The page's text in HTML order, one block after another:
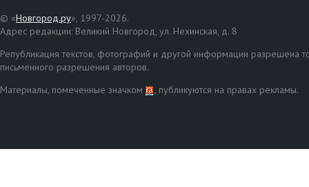
© «Новгород.ру», 1997-2026.
Адрес редакции: Великий Новгород, ул. Нехинская, д. 8
Републикация текстов, фотографий и другой информации разрешена
письменного разрешения авторов.
Материалы, помеченные значком
, публикуются на правах рекламы.